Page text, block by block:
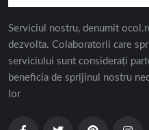
Serviciul nostru, denumit
dezvolta. Colaboratorii care
serviciului sunt considerați
beneficia de sprijinul nostru
lor